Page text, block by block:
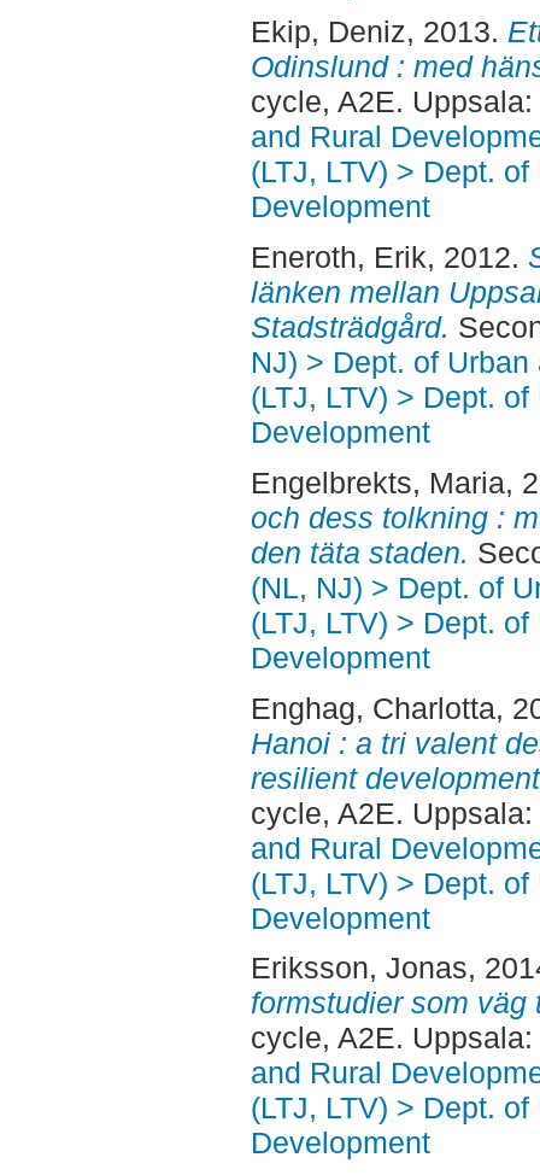
Ekip, Deniz, 2013.
Odinslund : med
cycle, A2E. Uppsala:
and Rural
(LTJ, LTV) > Dept.
Development
Eneroth, Erik, 2012.
länken mellan
Stadsträdgård.
NJ) > Dept. of
(LTJ, LTV) > Dept.
Development
Engelbrekts, Maria,
och dess tolkning :
den täta staden.
(NL, NJ) > Dept. of
(LTJ, LTV) > Dept.
Development
Enghag, Charlotta,
Hanoi : a tri valent
resilient
cycle, A2E. Uppsala:
and Rural
(LTJ, LTV) > Dept.
Development
Eriksson, Jonas,
formstudier som
cycle, A2E. Uppsala:
and Rural
(LTJ, LTV) > Dept.
Development